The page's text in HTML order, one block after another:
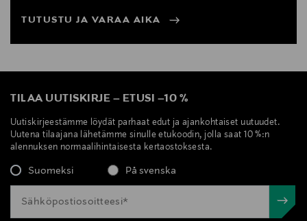
TUTUSTU JA VARAA AIKA
TILAA UUTISKIRJE – ETUSI –10 %
Uutiskirjeestämme löydät parhaat edut ja ajankohtaiset uutuudet.
Uutena tilaajana lähetämme sinulle etukoodin, jolla saat 10 %:n
alennuksen normaalihintaisesta kertaostoksesta.
Suomeksi På svenska